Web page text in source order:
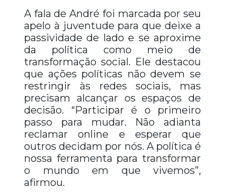
A fala de André foi marcada por seu
apelo à juventude para que deixe a
passividade de lado e se aproxime
da política como meio de
transformação social. Ele destacou
que ações políticas não devem se
restringir às redes sociais, mas
precisam alcançar os espaços de
decisão. “Participar é o primeiro
passo para mudar. Não adianta
reclamar online e esperar que
outros decidam por nós. A política é
nossa ferramenta para transformar
o mundo em que vivemos”,
afirmou.